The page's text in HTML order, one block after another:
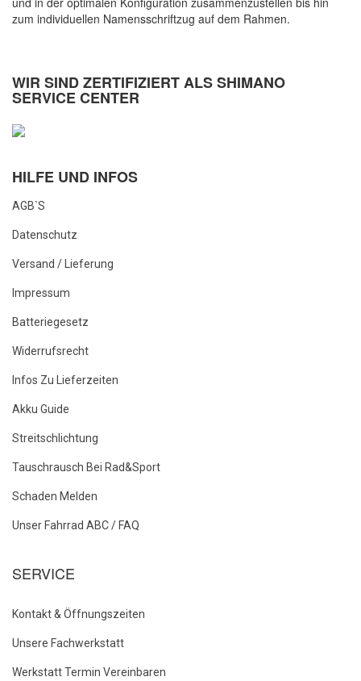
zum individuellen Namensschriftzug auf dem Rahmen.
WIR SIND ZERTIFIZIERT ALS SHIMANO
SERVICE CENTER
HILFE UND INFOS
AGB`s
Datenschutz
Versand / Lieferung
Impressum
Batteriegesetz
Widerrufsrecht
Infos Zu Lieferzeiten
Akku Guide
Streitschlichtung
Tauschrausch Bei Rad&Sport
Schaden Melden
Unser Fahrrad ABC / FAQ
SERVICE
Kontakt & Öffnungszeiten
Unsere Fachwerkstatt
Werkstatt Termin Vereinbaren